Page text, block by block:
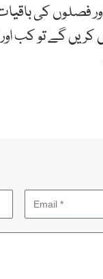
کی
گے تو کب